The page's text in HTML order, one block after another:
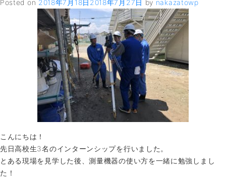
タ
ー
ン
プ
２
Days
SEKOKAN
を
催
し
Posted on 2018年7月18日 2018年7月27日 by nakazatowp
こんにちは！
先日高校生3名のインターンシップを行いました。
とある現場を見学した後、測量機器の使い方を一緒に勉強しまし
た！